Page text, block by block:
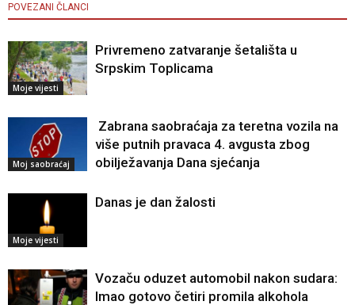
POVEZANI ČLANCI
Moje vijesti
Privremeno zatvaranje šetališta u
Srpskim Toplicama
Moj saobraćaj
Zabrana saobraćaja za teretna vozila na
više putnih pravaca 4. avgusta zbog
obilježavanja Dana sjećanja
Moje vijesti
Danas je dan žalosti
Vozaču oduzet automobil nakon sudara:
Imao gotovo četiri promila alkohola